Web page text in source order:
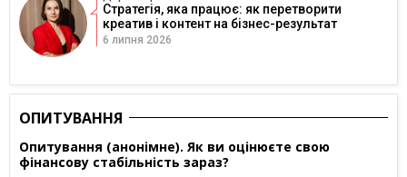
Стратегія, яка працює: як перетворити
креатив і контент на бізнес-результат
6 липня 2026
ОПИТУВАННЯ
Опитування (анонімне). Як ви оцінюєте свою
фінансову стабільність зараз?